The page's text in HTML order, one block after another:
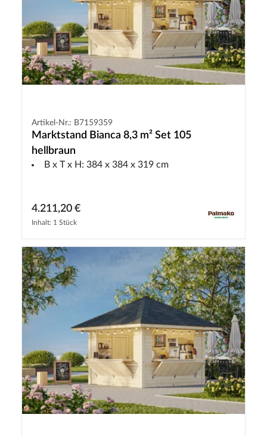
Artikel-Nr.: B7159359
Marktstand Bianca 8,3 m² Set 105
hellbraun
B x T x H: 384 x 384 x 319 cm
4.211,20 €
Inhalt: 1 Stück